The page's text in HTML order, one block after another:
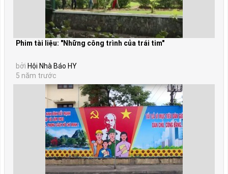
Phim tài liệu: "Những công trình của trái tim"
bởi Hội Nhà Báo HY
5 năm trước